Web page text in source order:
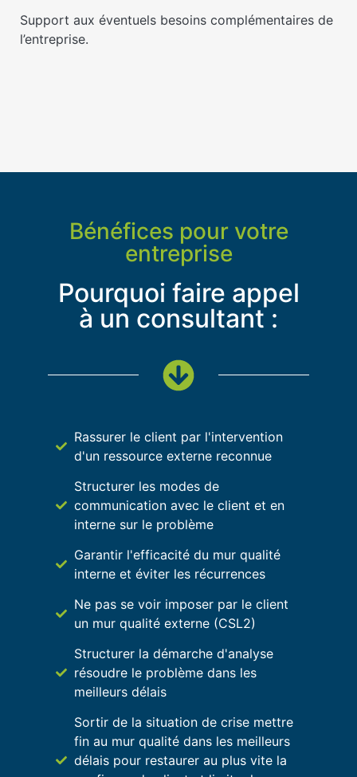
Support aux éventuels besoins complémentaires de
l’entreprise.
Bénéfices pour votre
entreprise
Pourquoi faire appel
à un consultant :
Rassurer le client par l'intervention
d'un ressource externe reconnue
Structurer les modes de
communication avec le client et en
interne sur le problème
Garantir l'efficacité du mur qualité
interne et éviter les récurrences
Ne pas se voir imposer par le client
un mur qualité externe (CSL2)
Structurer la démarche d'analyse
résoudre le problème dans les
meilleurs délais
Sortir de la situation de crise mettre
fin au mur qualité dans les meilleurs
délais pour restaurer au plus vite la